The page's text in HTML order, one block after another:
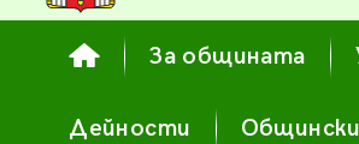
За общината
Дейности